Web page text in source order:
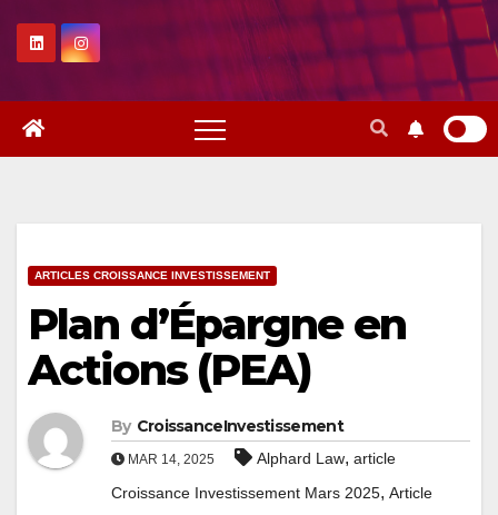
ARTICLES CROISSANCE INVESTISSEMENT
Plan d’Épargne en
Actions (PEA)
By CroissanceInvestissement
MAR 14, 2025 Alphard Law, article
Croissance Investissement Mars 2025, Article